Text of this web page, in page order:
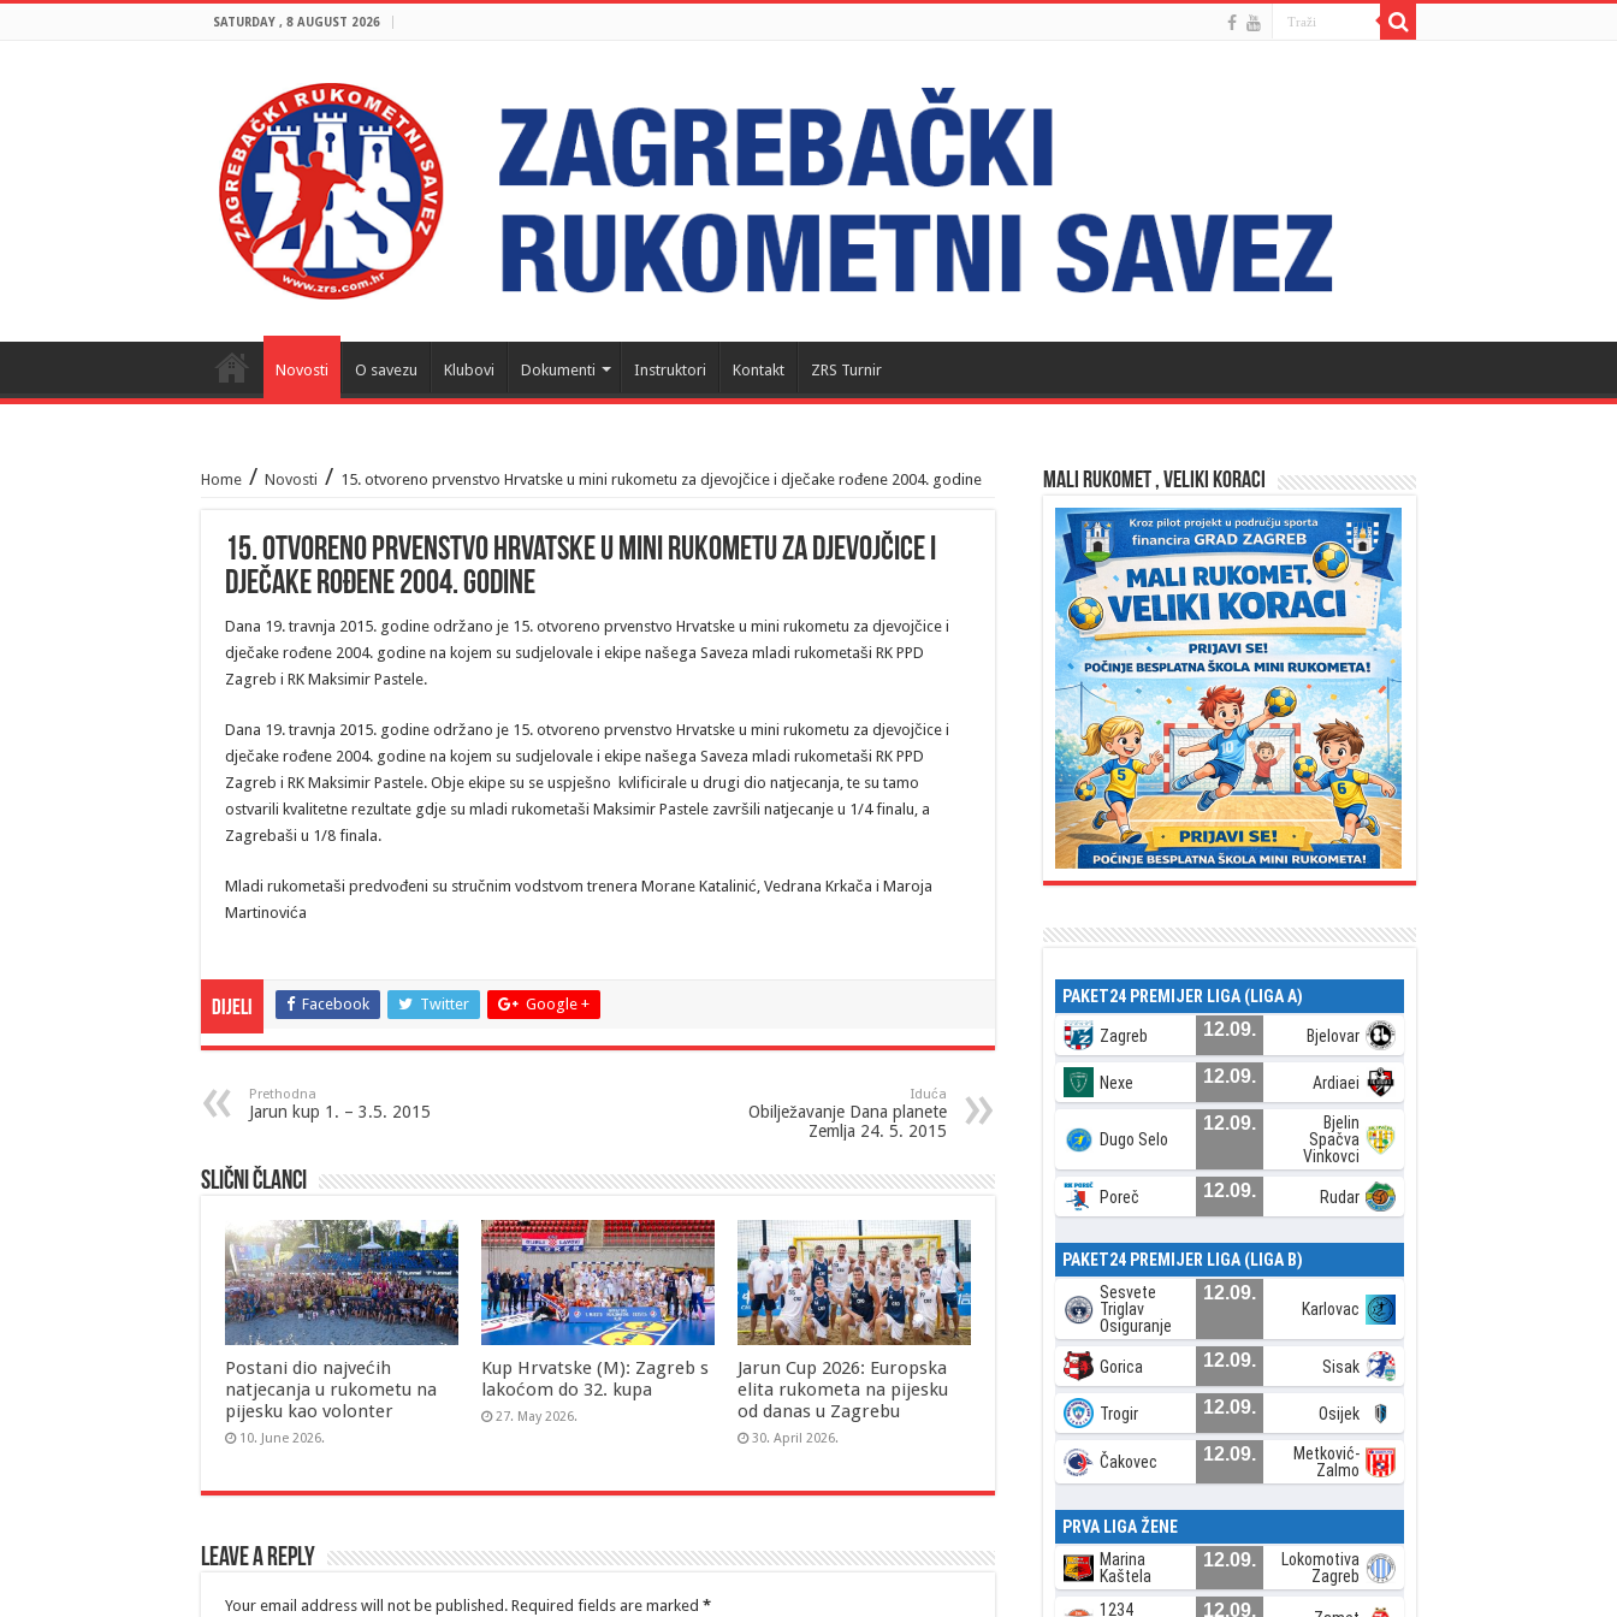
SATURDAY , 8 AUGUST 2026
Novosti O savezu Klubovi Dokumenti Instruktori Kontakt ZRS Turnir
Home / Novosti / 15. otvoreno prvenstvo Hrvatske u mini rukometu za djevojčice i dječake rođene 2004. godine
15. otvoreno prvenstvo Hrvatske u mini rukometu za djevojčice i
dječake rođene 2004. godine
Dana 19. travnja 2015. godine održano je 15. otvoreno prvenstvo Hrvatske u mini rukometu za djevojčice i
dječake rođene 2004. godine na kojem su sudjelovale i ekipe našega Saveza mladi rukometaši RK PPD
Zagreb i RK Maksimir Pastele.
Dana 19. travnja 2015. godine održano je 15. otvoreno prvenstvo Hrvatske u mini rukometu za djevojčice i
dječake rođene 2004. godine na kojem su sudjelovale i ekipe našega Saveza mladi rukometaši RK PPD
Zagreb i RK Maksimir Pastele. Obje ekipe su se uspješno kvlificirale u drugi dio natjecanja, te su tamo
ostvarili kvalitetne rezultate gdje su mladi rukometaši Maksimir Pastele završili natjecanje u 1/4 finalu, a
Zagrebaši u 1/8 finala.
Mladi rukometaši predvođeni su stručnim vodstvom trenera Morane Katalinić, Vedrana Krkača i Maroja
Martinovića
Dijeli Facebook Twitter Google +
Prethodna
Jarun kup 1. – 3.5. 2015
Iduća
Obilježavanje Dana planete
Zemlja 24. 5. 2015
Slični članci
Postani dio najvećih
natjecanja u rukometu na
pijesku kao volonter
10. June 2026.
Kup Hrvatske (M): Zagreb s
lakoćom do 32. kupa
27. May 2026.
Jarun Cup 2026: Europska
elita rukometa na pijesku
od danas u Zagrebu
30. April 2026.
Leave a Reply
Your email address will not be published. Required fields are marked *
MALI RUKOMET , VELIKI KORACI
PAKET24 PREMIJER LIGA (LIGA A)
Zagreb 12.09. Bjelovar
Nexe 12.09. Ardiaei
Dugo Selo
12.09.
Bjelin
Spačva
Vinkovci
Poreč 12.09. Rudar
PAKET24 PREMIJER LIGA (LIGA B)
Sesvete
Triglav
Osiguranje
12.09.
Karlovac
Gorica 12.09. Sisak
Trogir 12.09. Osijek
Čakovec 12.09.
Metković-
Zalmo
PRVA LIGA ŽENE
Marina
Kaštela
12.09.
Lokomotiva
Zagreb
1234
12.09.